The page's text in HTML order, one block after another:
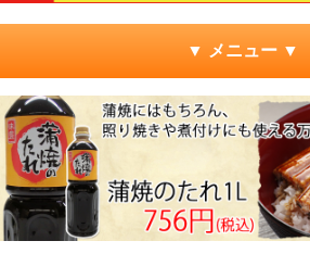
▼ メニュー ▼